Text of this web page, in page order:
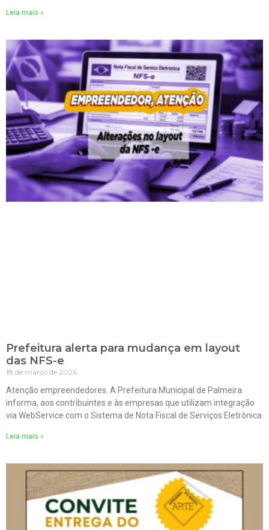
Leia mais »
Prefeitura alerta para mudança em layout
das NFS-e
18 de março de 2026
Atenção empreendedores. A Prefeitura Municipal de Palmeira
informa, aos contribuintes e às empresas que utilizam integração
via WebService com o Sistema de Nota Fiscal de Serviços Eletrônica
Leia mais »